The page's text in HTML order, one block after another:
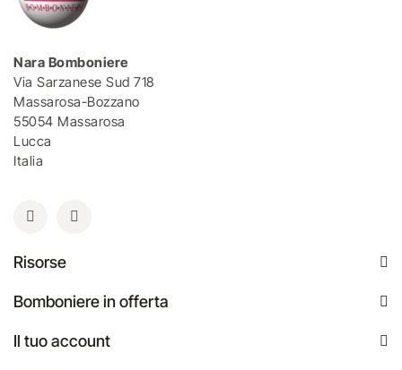
Nara Bomboniere
Via Sarzanese Sud 718
Massarosa-Bozzano
55054 Massarosa
Lucca
Italia
Risorse
Bomboniere in offerta
Il tuo account